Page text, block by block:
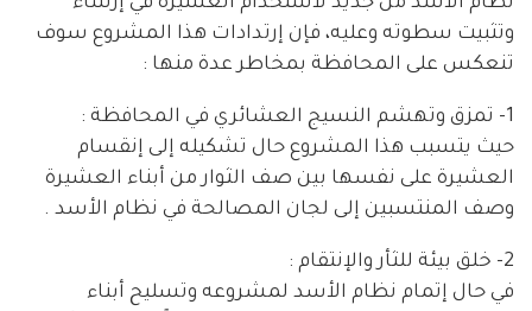
وتثبيت سطوته وعليه، فإن إرتدادات هذا المشروع سوف
تنعكس على المحافظة بمخاطر عدة منها :
1- تمزق وتهشم النسيج العشائري في المحافظة :
حيث يتسبب هذا المشروع حال تشكيله إلى إنقسام
العشيرة على نفسها بين صف الثوار من أبناء العشيرة
وصف المنتسبين إلى لجان المصالحة في نظام الأسد .
2- خلق بيئة للثأر والإنتقام :
في حال إتمام نظام الأسد لمشروعه وتسليح أبناء